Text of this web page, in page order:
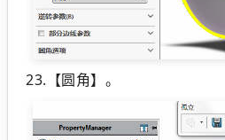
23.【圆角】。